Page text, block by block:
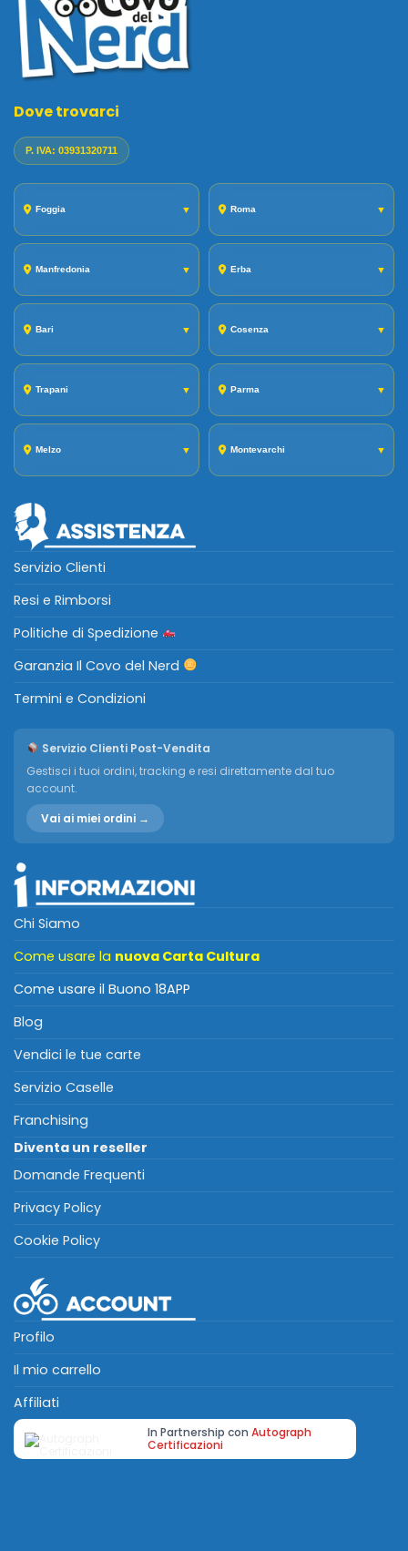
Dove trovarci
P. IVA: 03931320711
Foggia ▼ Roma ▼
Manfredonia ▼ Erba ▼
Bari ▼ Cosenza ▼
Trapani ▼ Parma ▼
Melzo ▼ Montevarchi ▼
Servizio Clienti
Resi e Rimborsi
Politiche di Spedizione
Garanzia Il Covo del Nerd
Termini e Condizioni
Servizio Clienti Post-Vendita
Gestisci i tuoi ordini, tracking e resi direttamente dal tuo
account.
Vai ai miei ordini →
Chi Siamo
Come usare la nuova Carta Cultura
Come usare il Buono 18APP
Blog
Vendici le tue carte
Servizio Caselle
Franchising
Diventa un reseller
Domande Frequenti
Privacy Policy
Cookie Policy
Profilo
Il mio carrello
Affiliati
In Partnership con Autograph
Certificazioni